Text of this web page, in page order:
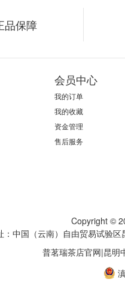
品保障
会员中心
我的订单
我的收藏
资金管理
售后服务
Copyright ©
：中国（云南）自由贸易试验
普茗瑞茶店官网|昆明